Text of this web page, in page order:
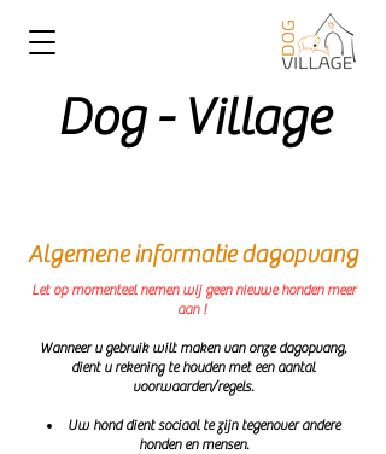
Dog - Village
Algemene informatie dagopvang
Let op momenteel nemen wij geen nieuwe honden meer
aan !
Wanneer u gebruik wilt maken van onze dagopvang,
dient u rekening te houden met een aantal
voorwaarden/regels.
Uw hond dient sociaal te zijn tegenover andere
honden en mensen.